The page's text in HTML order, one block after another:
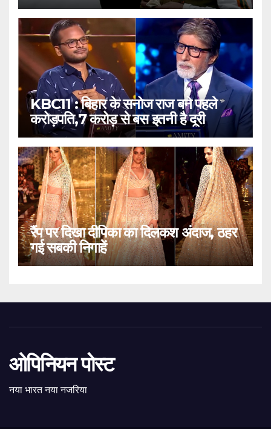
KBC11 : बिहार के सनोज राज बने पहले
करोड़पति,7 करोड़ से बस इतनी है दूरी
रैंप पर दिखा दीपिका का दिलकश अंदाज, ठहर
गई सबकी निगाहें
ओपिनियन पोस्ट
नया भारत नया नजरिया